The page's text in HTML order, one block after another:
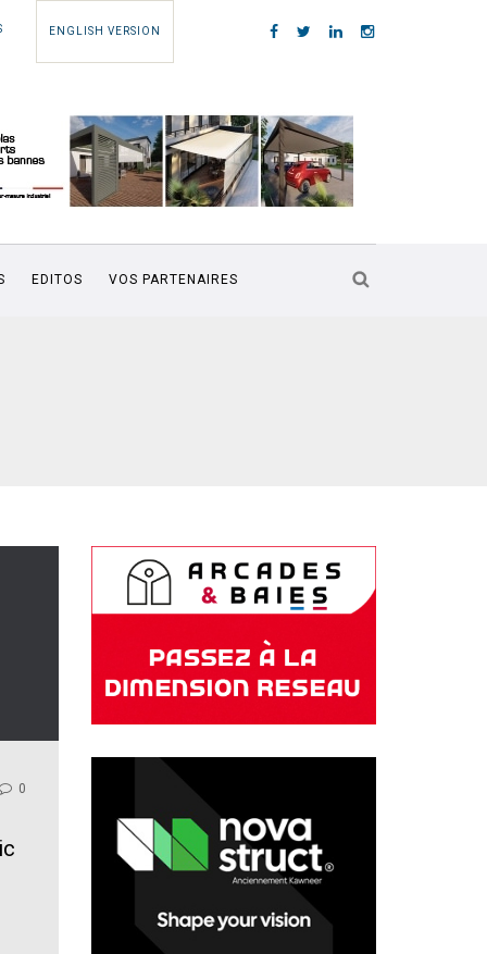
ENGLISH VERSION
EDITOS VOS PARTENAIRES
0